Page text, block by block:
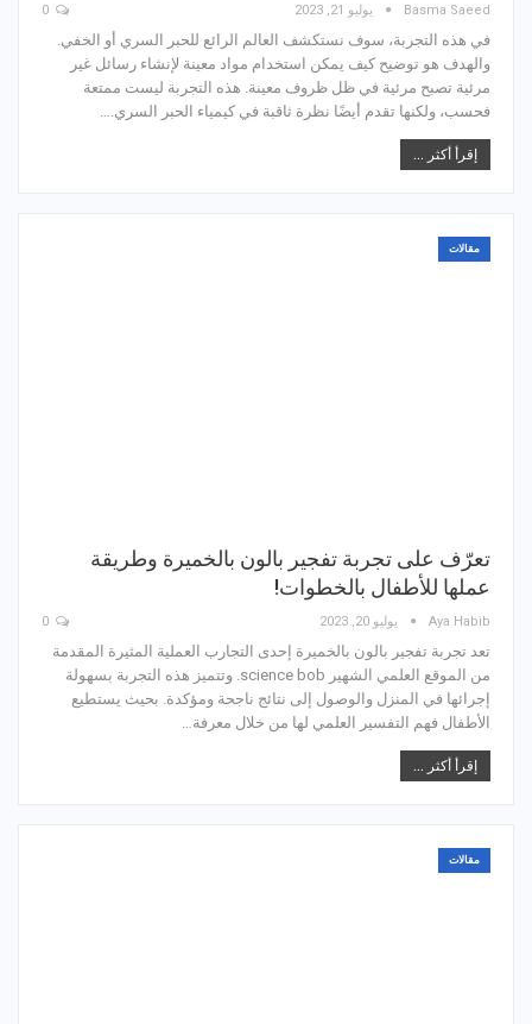
Basma Saeed يوليو 21, 2023
في هذه التجربة، سوف نستكشف العالم الرائع للحبر السري أو الخفي.
والهدف هو توضيح كيف يمكن استخدام مواد معينة لإنشاء رسائل غير
مرئية تصبح مرئية في ظل ظروف معينة. هذه التجربة ليست ممتعة
فحسب، ولكنها تقدم أيضًا نظرة ثاقبة في كيمياء الحبر السري.…
إقرأ أكثر ...
مقالات
تعرّف على تجربة تفجير بالون بالخميرة وطريقة
عملها للأطفال بالخطوات!
Aya Habib يوليو 20, 2023
تعد تجربة تفجير بالون بالخميرة إحدى التجارب العملية المثيرة المقدمة
من الموقع العلمي الشهير science bob. وتتميز هذه التجربة بسهولة
إجرائها في المنزل والوصول إلى نتائج ناجحة ومؤكدة. بحيث يستطيع
الأطفال فهم التفسير العلمي لها من خلال معرفة…
إقرأ أكثر ...
مقالات